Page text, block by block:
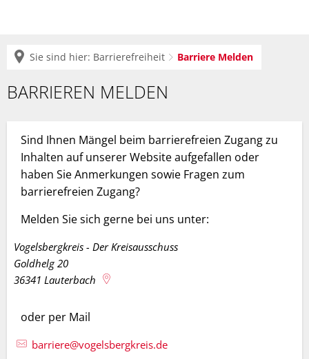
Sie sind hier: Barrierefreiheit Barriere Melden
Barriere
BARRIEREN MELDEN
Sind Ihnen Mängel beim barrierefreien Zugang zu
Inhalten auf unserer Website aufgefallen oder
haben Sie Anmerkungen sowie Fragen zum
barrierefreien Zugang?
Melden Sie sich gerne bei uns unter:
Vogelsbergkreis - Der Kreisausschuss
Goldhelg 20
36341 Lauterbach
oder per Mail
barriere@vogelsbergkreis.de